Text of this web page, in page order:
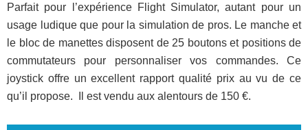
Parfait pour l’expérience Flight Simulator, autant pour un
usage ludique que pour la simulation de pros. Le manche et
le bloc de manettes disposent de 25 boutons et positions de
commutateurs pour personnaliser vos commandes. Ce
joystick offre un excellent rapport qualité prix au vu de ce
qu’il propose. Il est vendu aux alentours de 150 €.